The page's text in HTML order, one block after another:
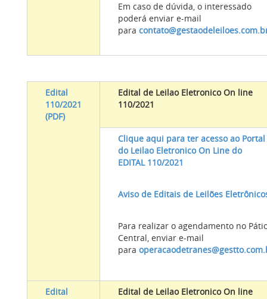
Em caso de dúvida, o interessado
poderá enviar e-mail
para
Edital
110/2021
(PDF)
Edital de Leilao Eletronico On line
110/2021
Clique aqui para ter acesso ao Portal
do Leilao Eletronico On Line do
EDITAL 110/2021
Aviso de Editais de Leilões
Para realizar o agendamento no
Central, enviar e-mail
para
Edital
Edital de Leilao Eletronico On line